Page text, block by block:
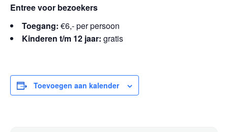
Entree voor bezoekers
Toegang: €6,- per persoon
Kinderen t/m 12 jaar: gratis
Toevoegen aan kalender